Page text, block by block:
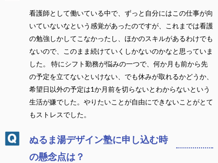
看護師として働いている中で、ずっと自分にはこの仕事が向
いていないなという感覚があったのですが、これまでは看護
の勉強しかしてこなかったし、ほかのスキルがあるわけでも
ないので、このまま続けていくしかないのかなと思っていま
した。 特にシフト勤務が悩みの一つで、何か月も前から先
の予定を立てないといけない、でも休みが取れるかどうか、
希望日以外の予定は1か月前を切らないとわからないという
生活が嫌でした。やりたいことが自由にできないことがとて
もストレスでした。
ぬるま湯デザイン塾に申し込む時
の懸念点は？